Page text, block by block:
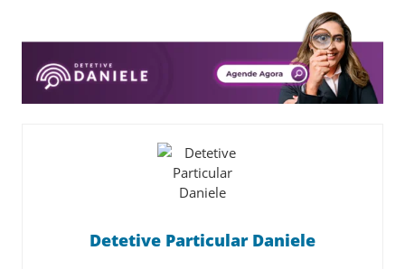
Detetive Particular Daniele